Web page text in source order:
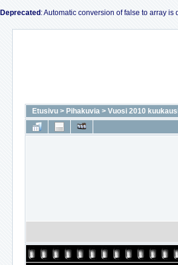
Deprecated : Automatic conversion of false to array is
Etusivu > Pihakuvia > Vuosi 2010